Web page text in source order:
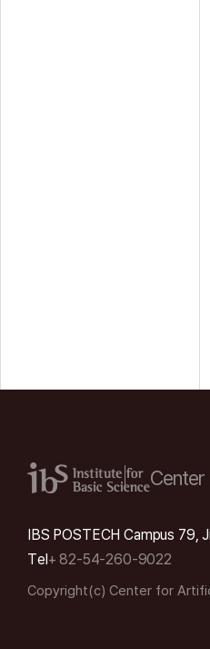
IBS POSTECH Campus 79,
Tel+ 82-54-260-9022
Copyright(c) Center for